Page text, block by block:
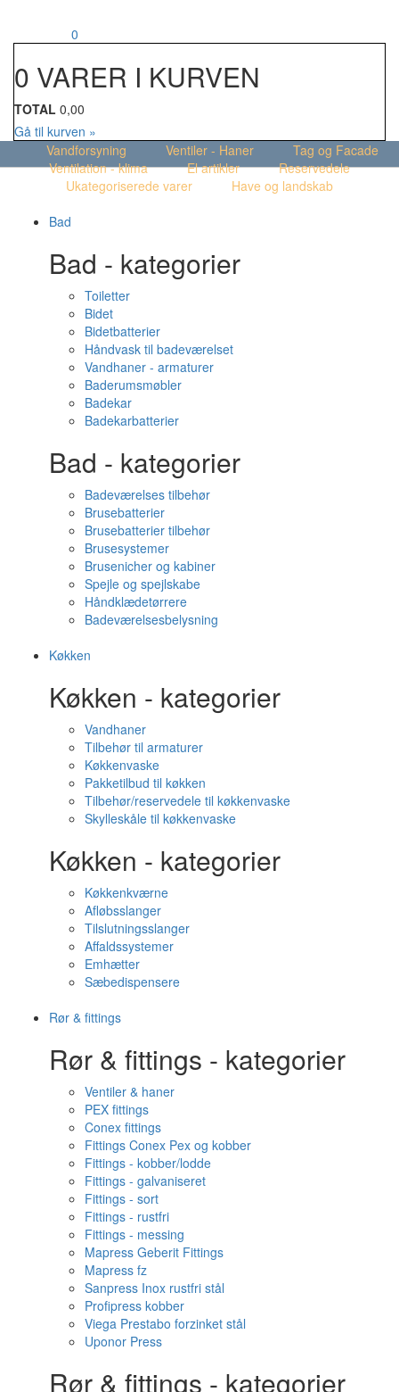
0
0 VARER I KURVEN
TOTAL 0,00
Gå til kurven »
Vandforsyning
Ventiler - Haner
Tag og Facade
Ventilation - klima
El artikler
Reservedele
Ukategoriserede varer
Have og landskab
Bad
Bad - kategorier
Toiletter
Bidet
Bidetbatterier
Håndvask til badeværelset
Vandhaner - armaturer
Baderumsmøbler
Badekar
Badekarbatterier
Bad - kategorier
Badeværelses tilbehør
Brusebatterier
Brusebatterier tilbehør
Brusesystemer
Brusenicher og kabiner
Spejle og spejlskabe
Håndklædetørrere
Badeværelsesbelysning
Køkken
Køkken - kategorier
Vandhaner
Tilbehør til armaturer
Køkkenvaske
Pakketilbud til køkken
Tilbehør/reservedele til køkkenvaske
Skylleskåle til køkkenvaske
Køkken - kategorier
Køkkenkværne
Afløbsslanger
Tilslutningsslanger
Affaldssystemer
Emhætter
Sæbedispensere
Rør & fittings
Rør & fittings - kategorier
Ventiler & haner
PEX fittings
Conex fittings
Fittings Conex Pex og kobber
Fittings - kobber/lodde
Fittings - galvaniseret
Fittings - sort
Fittings - rustfri
Fittings - messing
Mapress Geberit Fittings
Mapress fz
Sanpress Inox rustfri stål
Profipress kobber
Viega Prestabo forzinket stål
Uponor Press
Rør & fittings - kategorier